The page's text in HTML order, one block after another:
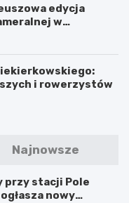
edycja
w
i rowerzystów
Najnowsze
przy stacji Pole
nowy